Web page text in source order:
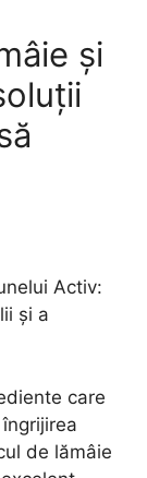
și
Activ:
și a
care
de lămâie